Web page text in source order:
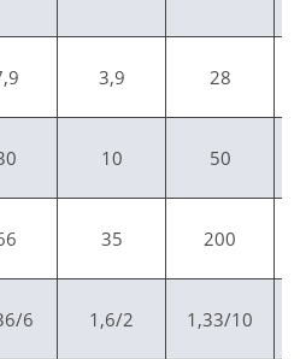
3,9 28
10 50
35 200
6 1,6/2 1,33/10